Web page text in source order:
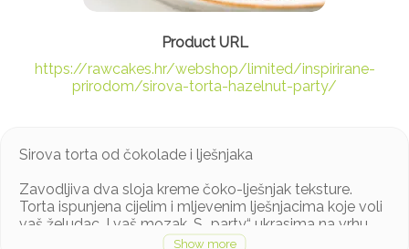
https://rawcakes.hr/webshop/limited/inspirirane-
prirodom/sirova-torta-hazelnut-party/
Sirova torta od čokolade i lješnjaka
Zavodljiva dva sloja kreme čoko-lješnjak teksture.
Torta ispunjena cijelim i mljevenim lješnjacima koje voli
vaš želudac. I vaš mozak. S „party“ ukrasima na vrhu
torte. Jer ipak je zabava. Pogotovo kada se spoje ova